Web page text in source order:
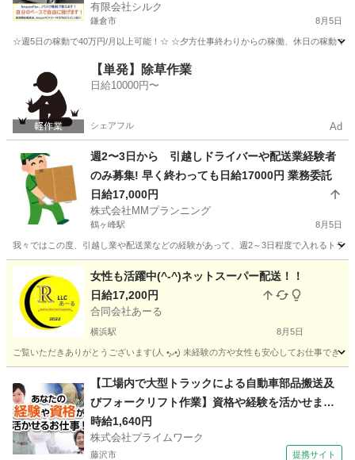
有限会社シルク
鎌倉市 8月5日
☆週5日の稼動で40万円/月以上可能！☆ ☆夕方仕事終わりからの稼働、休日の稼動で
配送 Amazon
【単発】除草作業
日給10000円〜
シェアフル Ad
週2〜3日から 引越しドライバーや配送業経験者
のみ募集! 早く終わっても日給17000円 業務委託
日給17,000円
株式会社MMプランニング
鶴ヶ峰駅 8月5日
我々ではこの度、引越し業や配送業などの経験があって、週2～3日程度で入れるトラ
神奈川 横浜市 鶴ヶ峰駅 配送業
女性も活躍中(^-^)ネットスーパー配送！！
日給17,200円
合同会社あーる
横浜駅 8月5日
ご覧いただきありがとうございます(⁠人⁠ ⁠•͈⁠ᴗ⁠•͈⁠) 未経験の方や女性も安心してお仕事でき
横浜駅 配送 ネットスーパー
【工場内で大型トラックによる自動車部品搬送及
びフォークリフト作業】資格や経験を活かせま
す！
時給1,640円
株式会社プライムワーク
藤沢市 提携サイト